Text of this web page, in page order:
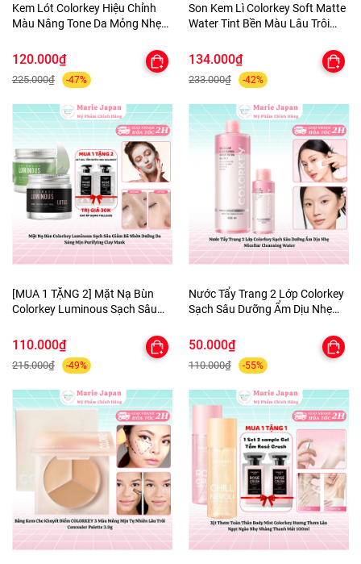
Kem Lót Colorkey Hiệu Chỉnh
Màu Nâng Tone Da Mỏng Nhẹ
Primer 30g - TẶNG 1 BÔNG MÚT
120.000₫
225.000₫ -47%
Son Kem Lì Colorkey Soft Matte
Water Tint Bền Màu Lâu Trôi
MÚT TÍM
134.000₫
233.000₫ -42%
[MUA 1 TẶNG 2] Mặt Nạ Bùn
Colorkey Luminous Sạch Sâu
Mịn Purifying Clay Mask - TẶNG
SET SAMPLE 2 GEL TẮM
110.000₫
215.000₫ -49%
Nước Tẩy Trang 2 Lớp Colorkey
Sạch Sâu Dưỡng Ẩm Dịu Nhẹ
50.000₫
110.000₫ -55%